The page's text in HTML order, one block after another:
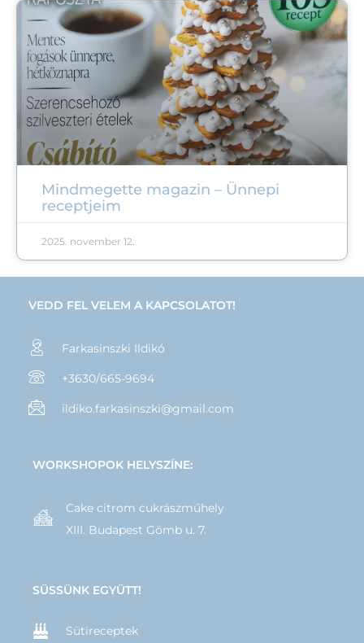
Mindmegette magazin – Ünnepi
receptjeim
2025. november 12.
VEDD FEL VELEM A KAPCSOLATOT!
Farkasinszki Ildikó
+3630/665-9694
ildiko.farkasinszki@gmail.com
WORKSHOPOK HELYSZÍNE:
Cake citrom cukrászműhely
XIII. Budapest Gömb u. 7.
SÜSSÜNK EGYÜTT!
Sütireceptek